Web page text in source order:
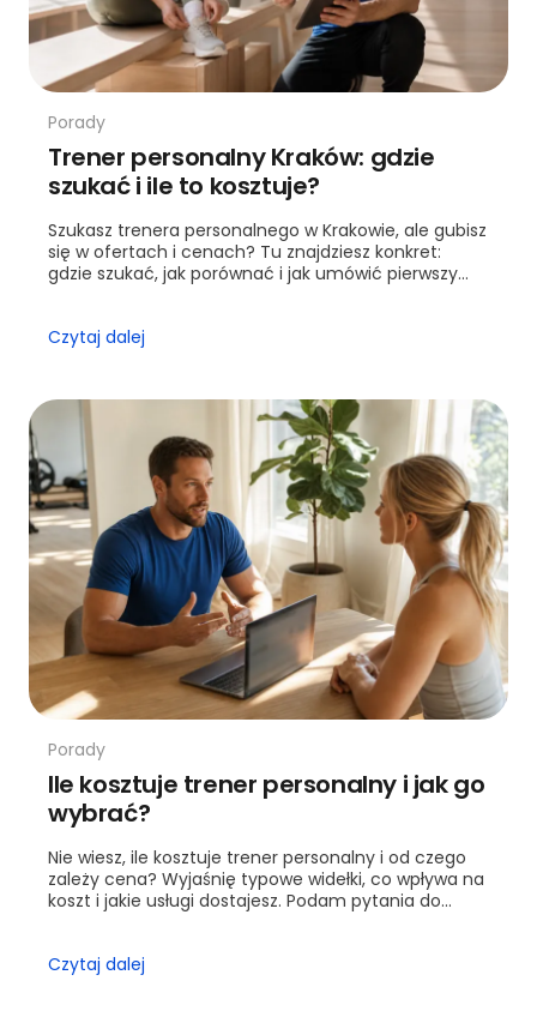
Porady
Trener personalny Kraków: gdzie
szukać i ile to kosztuje?
Szukasz trenera personalnego w Krakowie, ale gubisz
się w ofertach i cenach? Tu znajdziesz konkret:
gdzie szukać, jak porównać i jak umówić pierwszy
Czytaj dalej
Porady
Ile kosztuje trener personalny i jak go
wybrać?
Nie wiesz, ile kosztuje trener personalny i od czego
zależy cena? Wyjaśnię typowe widełki, co wpływa na
koszt i jakie usługi dostajesz. Podam pytania do
Czytaj dalej